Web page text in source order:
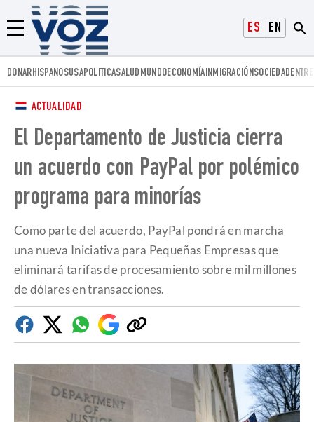
ESPAÑOLENGLISH
Menú
Voz.us
DONARHISPANOSUSAPOLITICASALUD MUNDOECONOMÍAINMIGRACIÓNSOCIEDAD
ACTUALIDAD
El Departamento de Justicia cierra
un acuerdo con PayPal por polémico
programa para minorías
Como parte del acuerdo, PayPal pondrá en marcha
una nueva Iniciativa para Pequeñas Empresas que
eliminará tarifas de procesamiento sobre mil millones
de dólares en transacciones.
FacebookTwitterWhatsapp
Google
Discover
Copiar
enlace